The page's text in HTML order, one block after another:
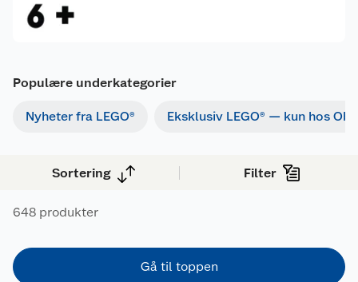
Populære underkategorier
Nyheter fra LEGO® Eksklusiv LEGO® — kun hos
Sortering Filter
648 produkter
Gå til toppen